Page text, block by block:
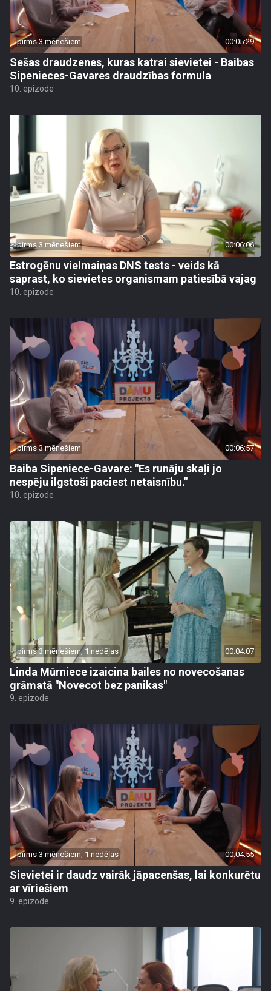
pirms 3 mēnešiem 00:05:29
Sešas draudzenes, kuras katrai sievietei - Baibas
Sipenieces-Gavares draudzības formula
10. epizode
pirms 3 mēnešiem 00:06:06
Estrogēnu vielmaiņas DNS tests - veids kā
saprast, ko sievietes organismam patiesībā vajag
10. epizode
pirms 3 mēnešiem 00:06:57
Baiba Sipeniece-Gavare: "Es runāju skaļi jo
nespēju ilgstoši paciest netaisnību."
10. epizode
pirms 3 mēnešiem, 1 nedēļas 00:04:07
Linda Mūrniece izaicina bailes no novecošanas
grāmatā "Novecot bez panikas"
9. epizode
pirms 3 mēnešiem, 1 nedēļas 00:04:55
Sievietei ir daudz vairāk jāpacenšas, lai konkurētu
ar vīriešiem
9. epizode